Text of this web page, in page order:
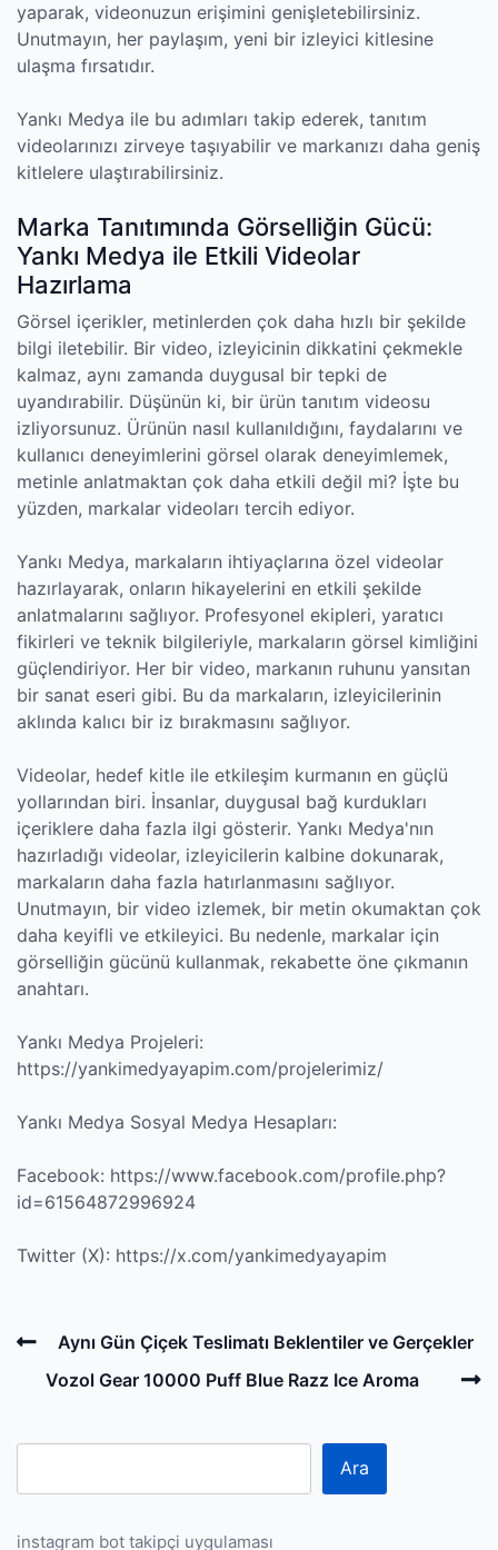
yaparak, videonuzun erişimini genişletebilirsiniz.
Unutmayın, her paylaşım, yeni bir izleyici kitlesine
ulaşma fırsatıdır.
Yankı Medya ile bu adımları takip ederek, tanıtım
videolarınızı zirveye taşıyabilir ve markanızı daha geniş
kitlelere ulaştırabilirsiniz.
Marka Tanıtımında Görselliğin Gücü:
Yankı Medya ile Etkili Videolar
Hazırlama
Görsel içerikler, metinlerden çok daha hızlı bir şekilde
bilgi iletebilir. Bir video, izleyicinin dikkatini çekmekle
kalmaz, aynı zamanda duygusal bir tepki de
uyandırabilir. Düşünün ki, bir ürün tanıtım videosu
izliyorsunuz. Ürünün nasıl kullanıldığını, faydalarını ve
kullanıcı deneyimlerini görsel olarak deneyimlemek,
metinle anlatmaktan çok daha etkili değil mi? İşte bu
yüzden, markalar videoları tercih ediyor.
Yankı Medya, markaların ihtiyaçlarına özel videolar
hazırlayarak, onların hikayelerini en etkili şekilde
anlatmalarını sağlıyor. Profesyonel ekipleri, yaratıcı
fikirleri ve teknik bilgileriyle, markaların görsel kimliğini
güçlendiriyor. Her bir video, markanın ruhunu yansıtan
bir sanat eseri gibi. Bu da markaların, izleyicilerinin
aklında kalıcı bir iz bırakmasını sağlıyor.
Videolar, hedef kitle ile etkileşim kurmanın en güçlü
yollarından biri. İnsanlar, duygusal bağ kurdukları
içeriklere daha fazla ilgi gösterir. Yankı Medya'nın
hazırladığı videolar, izleyicilerin kalbine dokunarak,
markaların daha fazla hatırlanmasını sağlıyor.
Unutmayın, bir video izlemek, bir metin okumaktan çok
daha keyifli ve etkileyici. Bu nedenle, markalar için
görselliğin gücünü kullanmak, rekabette öne çıkmanın
anahtarı.
Yankı Medya Projeleri:
https://yankimedyayapim.com/projelerimiz/
Yankı Medya Sosyal Medya Hesapları:
Facebook: https://www.facebook.com/profile.php?
id=61564872996924
Twitter (X): https://x.com/yankimedyayapim
Post
navigation
Previous
Post
Aynı Gün Çiçek Teslimatı Beklentiler ve Gerçekler
Vozol Gear 10000 Puff Blue Razz Ice Aroma
Ara
instagram bot takipçi uygulaması